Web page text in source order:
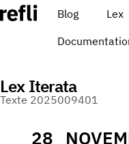
Blog Lex
Lex Iterata
Texte 2025009401
28